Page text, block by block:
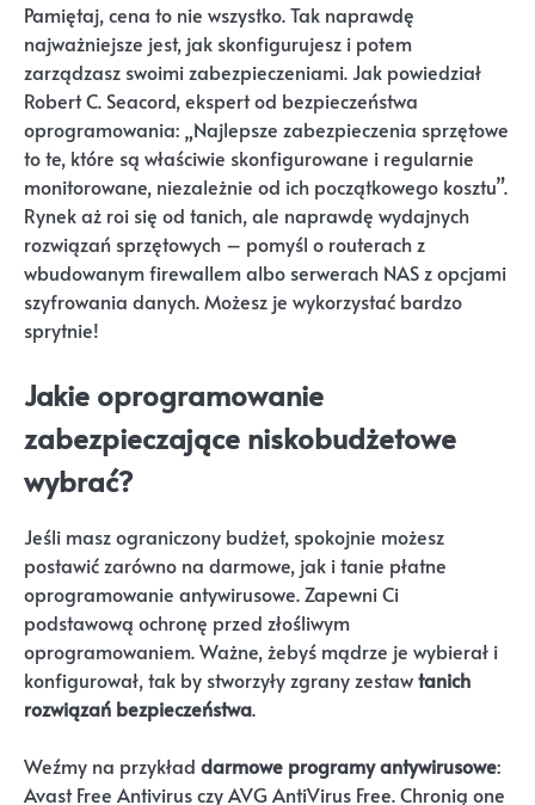
Pamiętaj, cena to nie wszystko. Tak naprawdę
najważniejsze jest, jak skonfigurujesz i potem
zarządzasz swoimi zabezpieczeniami. Jak powiedział
Robert C. Seacord, ekspert od bezpieczeństwa
oprogramowania: „Najlepsze zabezpieczenia sprzętowe
to te, które są właściwie skonfigurowane i regularnie
monitorowane, niezależnie od ich początkowego kosztu”.
Rynek aż roi się od tanich, ale naprawdę wydajnych
rozwiązań sprzętowych – pomyśl o routerach z
wbudowanym firewallem albo serwerach NAS z opcjami
szyfrowania danych. Możesz je wykorzystać bardzo
sprytnie!
Jakie oprogramowanie
zabezpieczające niskobudżetowe
wybrać?
Jeśli masz ograniczony budżet, spokojnie możesz
postawić zarówno na darmowe, jak i tanie płatne
oprogramowanie antywirusowe. Zapewni Ci
podstawową ochronę przed złośliwym
oprogramowaniem. Ważne, żebyś mądrze je wybierał i
konfigurował, tak by stworzyły zgrany zestawtanich
rozwiązań bezpieczeństwa.
Weźmy na przykład darmowe programy antywirusowe:
Avast Free Antivirus czy AVG AntiVirus Free. Chronią one